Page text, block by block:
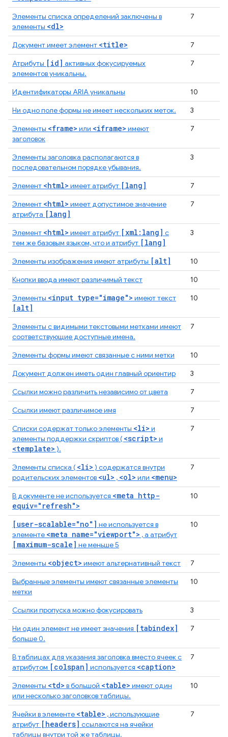
Элементы списка определений заключены в
элементы <dl>
7
Документ имеет элемент <title>
7
Атрибуты [id] активных фокусируемых
элементов уникальны.
7
Идентификаторы ARIA уникальны
10
Ни одно поле формы не имеет нескольких меток.
3
Элементы <frame> или <iframe> имеют
заголовок
7
Элементы заголовка располагаются в
последовательном порядке убывания.
3
Элемент <html> имеет атрибут [lang]
7
Элемент <html> имеет допустимое значение
атрибута [lang]
7
Элемент <html> имеет атрибут [xml:lang] с
тем же базовым языком, что и атрибут [lang]
3
Элементы изображения имеют атрибуты [alt]
10
Кнопки ввода имеют различимый текст
10
Элементы <input type="image"> имеют текст
[alt]
10
Элементы с видимыми текстовыми метками имеют
соответствующие доступные имена.
7
Элементы формы имеют связанные с ними метки
10
Документ должен иметь один главный ориентир
3
Ссылки можно различить независимо от цвета
7
Ссылки имеют различимое имя
7
Списки содержат только элементы <li> и
элементы поддержки скриптов ( <script> и
<template> ).
7
Элементы списка ( <li> ) содержатся внутри
родительских элементов <ul> , <ol> или <menu>
7
В документе не используется <meta http-
equiv="refresh">
10
[user-scalable="no"] не используется в
элементе <meta name="viewport"> , а атрибут
[maximum-scale] не меньше 5
10
Элементы <object> имеют альтернативный текст
7
Выбранные элементы имеют связанные элементы
метки
10
Ссылки пропуска можно фокусировать
3
Ни один элемент не имеет значения [tabindex]
больше 0.
7
В таблицах для указания заголовка вместо ячеек с
атрибутом [colspan] используется <caption>
7
Элементы <td> в большой <table> имеют один
или несколько заголовков таблицы.
10
Ячейки в элементе <table> , использующие
атрибут [headers] ссылаются на ячейки
таблицы внутри той же таблицы.
7